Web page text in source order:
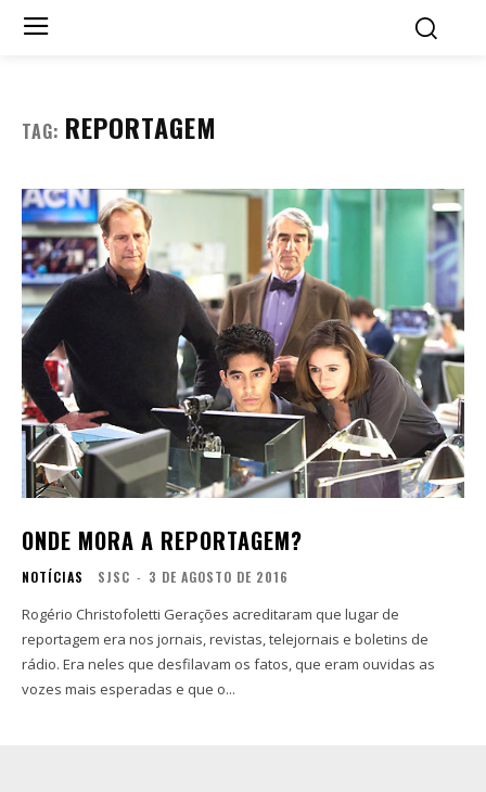
TAG: REPORTAGEM
ONDE MORA A REPORTAGEM?
NOTÍCIAS SJSC - 3 DE AGOSTO DE 2016
Rogério Christofoletti Gerações acreditaram que lugar de
reportagem era nos jornais, revistas, telejornais e boletins de
rádio. Era neles que desfilavam os fatos, que eram ouvidas as
vozes mais esperadas e que o...